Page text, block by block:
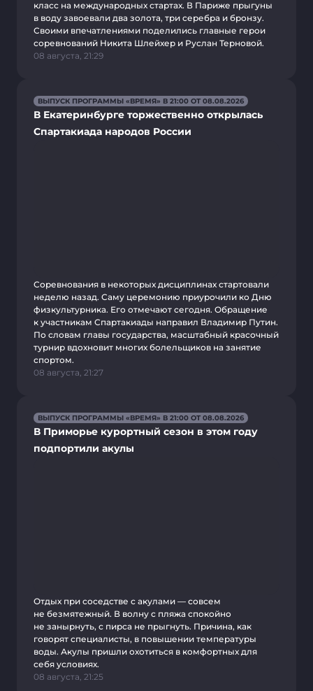
класс на международных стартах. В Париже прыгуны
в воду завоевали два золота, три серебра и бронзу.
Своими впечатлениями поделились главные герои
соревнований Никита Шлейхер и Руслан Терновой.
08 августа, 21:29
ВЫПУСК ПРОГРАММЫ «ВРЕМЯ» В 21:00 ОТ 08.08.2026
В Екатеринбурге торжественно открылась
Спартакиада народов России
Соревнования в некоторых дисциплинах стартовали
неделю назад. Саму церемонию приурочили ко Дню
физкультурника. Его отмечают сегодня. Обращение
к участникам Спартакиады направил Владимир Путин.
По словам главы государства, масштабный красочный
турнир вдохновит многих болельщиков на занятие
спортом.
08 августа, 21:27
ВЫПУСК ПРОГРАММЫ «ВРЕМЯ» В 21:00 ОТ 08.08.2026
В Приморье курортный сезон в этом году
подпортили акулы
Отдых при соседстве с акулами — совсем
не безмятежный. В волну с пляжа спокойно
не занырнуть, с пирса не прыгнуть. Причина, как
говорят специалисты, в повышении температуры
воды. Акулы пришли охотиться в комфортных для
себя условиях.
08 августа, 21:25